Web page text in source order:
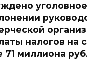
налогов на
71 миллиона